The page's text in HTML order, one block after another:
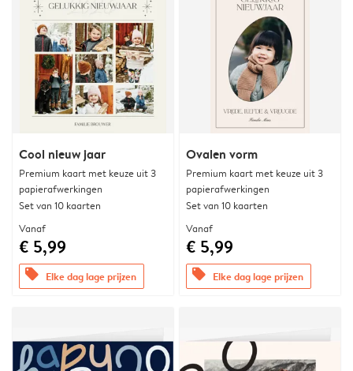
Cool nieuw jaar
Premium kaart met keuze uit 3
papierafwerkingen
Set van 10 kaarten
Vanaf
€ 5,99
offers Elke dag lage prijzen
Ovalen vorm
Premium kaart met keuze uit 3
papierafwerkingen
Set van 10 kaarten
Vanaf
€ 5,99
offers Elke dag lage prijzen